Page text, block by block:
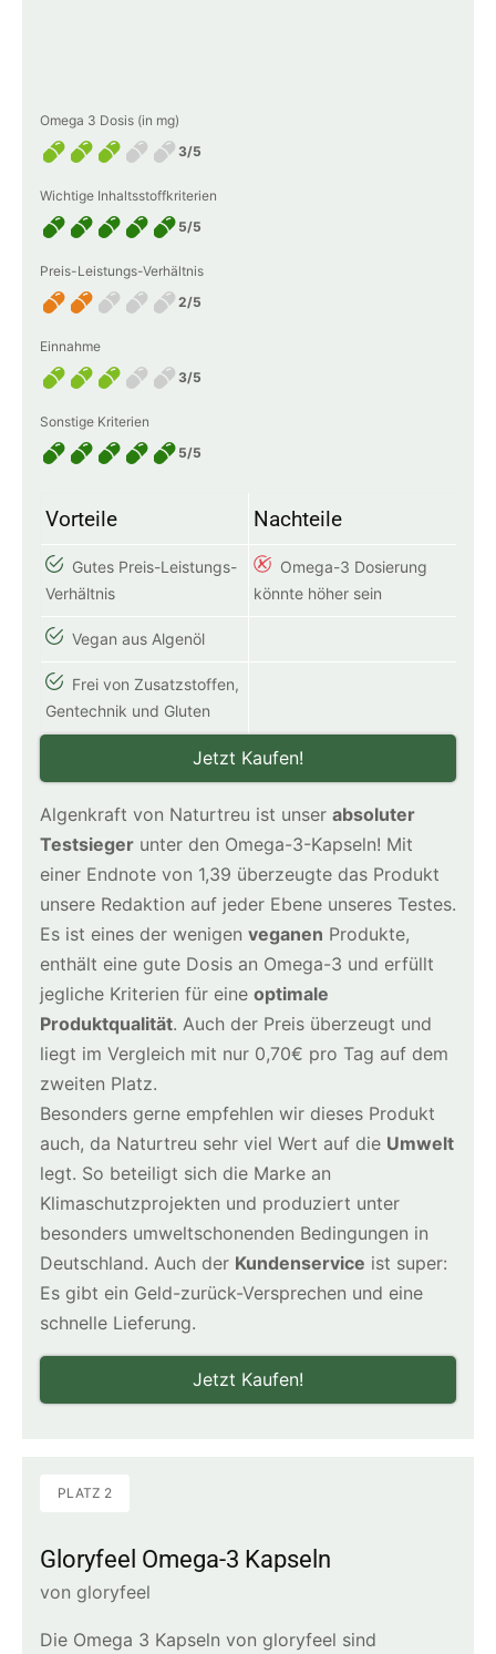
Omega 3 Dosis (in mg)
3/5
Wichtige Inhaltsstoffkriterien
5/5
Preis-Leistungs-Verhältnis
2/5
Einnahme
3/5
Sonstige Kriterien
5/5
Vorteile Nachteile
Gutes Preis-Leistungs-
Verhältnis
Omega-3 Dosierung
könnte höher sein
Vegan aus Algenöl
Frei von Zusatzstoffen,
Gentechnik und Gluten
Jetzt Kaufen!
Algenkraft von Naturtreu ist unser absoluter
Testsieger unter den Omega-3-Kapseln! Mit
einer Endnote von 1,39 überzeugte das Produkt
unsere Redaktion auf jeder Ebene unseres Testes.
Es ist eines der wenigen veganen Produkte,
enthält eine gute Dosis an Omega-3 und erfüllt
jegliche Kriterien für eine optimale
Produktqualität. Auch der Preis überzeugt und
liegt im Vergleich mit nur 0,70€ pro Tag auf dem
zweiten Platz.
Besonders gerne empfehlen wir dieses Produkt
auch, da Naturtreu sehr viel Wert auf die Umwelt
legt. So beteiligt sich die Marke an
Klimaschutzprojekten und produziert unter
besonders umweltschonenden Bedingungen in
Deutschland. Auch der Kundenservice ist super:
Es gibt ein Geld-zurück-Versprechen und eine
schnelle Lieferung.
Jetzt Kaufen!
PLATZ 2
Gloryfeel Omega-3 Kapseln
von gloryfeel
Die Omega 3 Kapseln von gloryfeel sind